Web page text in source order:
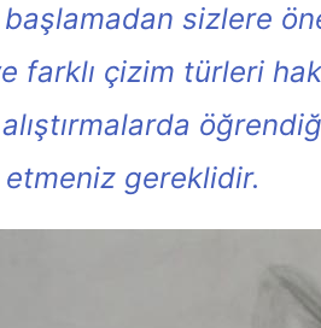
sizlere
farklı çizim türleri
gereklidir.